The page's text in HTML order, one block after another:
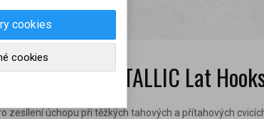
HÁČKY METALLIC Lat
zesílení úchopu při těžkých tahových a přítahových
cookies
cookies